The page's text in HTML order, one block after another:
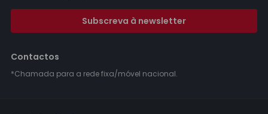
Subscreva à newsletter
Contactos
*Chamada para a rede fixa/móvel nacional.